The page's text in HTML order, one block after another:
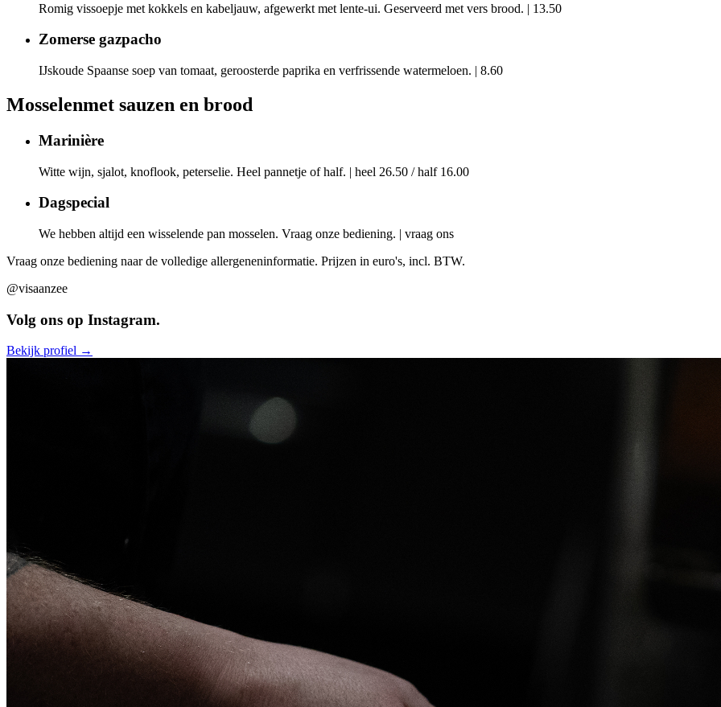
Romig vissoepje met kokkels en kabeljauw, afgewerkt met lente-ui. Geserveerd met vers brood. | 13.50
Zomerse gazpacho
IJskoude Spaanse soep van tomaat, geroosterde paprika en verfrissende watermeloen. | 8.60
Mosselenmet sauzen en brood
Marinière
Witte wijn, sjalot, knoflook, peterselie. Heel pannetje of half. | heel 26.50 / half 16.00
Dagspecial
We hebben altijd een wisselende pan mosselen. Vraag onze bediening. | vraag ons
Vraag onze bediening naar de volledige allergeneninformatie. Prijzen in euro's, incl. BTW.
@visaanzee
Volg ons op Instagram.
Bekijk profiel →